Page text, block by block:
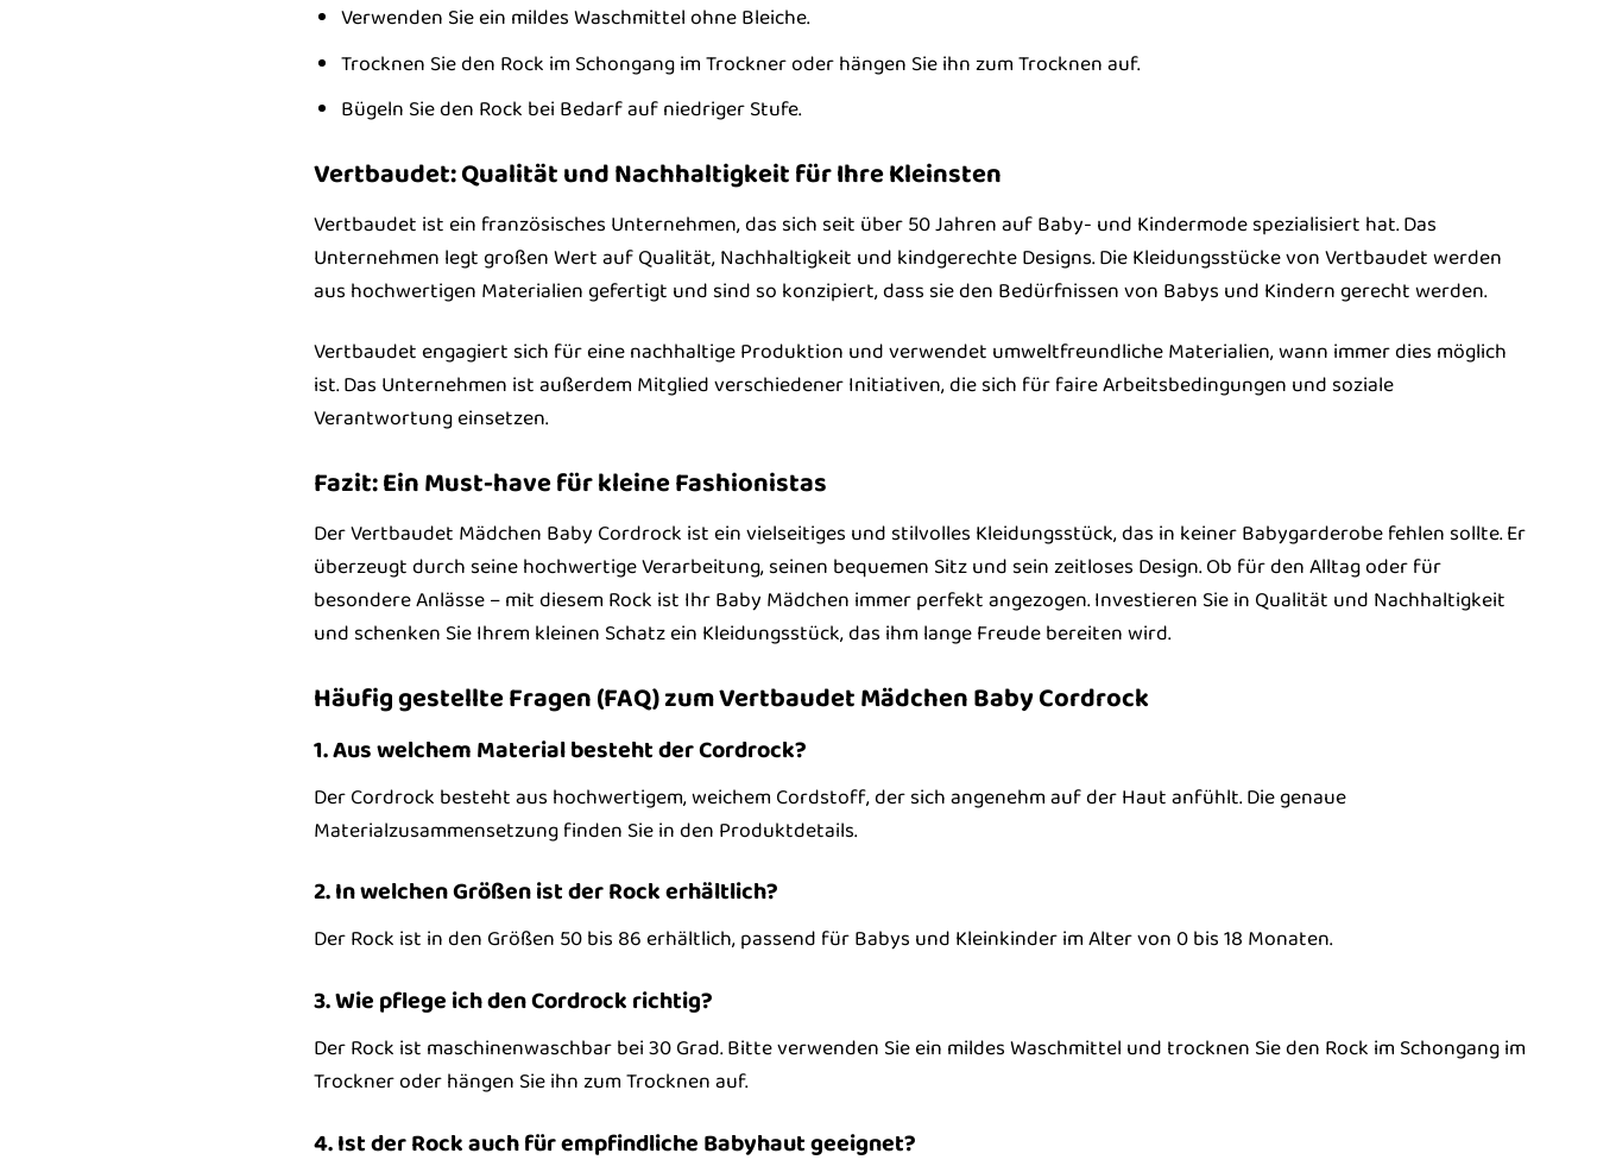
Verwenden Sie ein mildes Waschmittel ohne Bleiche.
Trocknen Sie den Rock im Schongang im Trockner oder hängen Sie ihn zum Trocknen auf.
Bügeln Sie den Rock bei Bedarf auf niedriger Stufe.
Vertbaudet: Qualität und Nachhaltigkeit für Ihre Kleinsten
Vertbaudet ist ein französisches Unternehmen, das sich seit über 50 Jahren auf Baby- und Kindermode spezialisiert hat. Das
Unternehmen legt großen Wert auf Qualität, Nachhaltigkeit und kindgerechte Designs. Die Kleidungsstücke von Vertbaudet werden
aus hochwertigen Materialien gefertigt und sind so konzipiert, dass sie den Bedürfnissen von Babys und Kindern gerecht werden.
Vertbaudet engagiert sich für eine nachhaltige Produktion und verwendet umweltfreundliche Materialien, wann immer dies möglich
ist. Das Unternehmen ist außerdem Mitglied verschiedener Initiativen, die sich für faire Arbeitsbedingungen und soziale
Verantwortung einsetzen.
Fazit: Ein Must-have für kleine Fashionistas
Der Vertbaudet Mädchen Baby Cordrock ist ein vielseitiges und stilvolles Kleidungsstück, das in keiner Babygarderobe fehlen sollte. Er
überzeugt durch seine hochwertige Verarbeitung, seinen bequemen Sitz und sein zeitloses Design. Ob für den Alltag oder für
besondere Anlässe – mit diesem Rock ist Ihr Baby Mädchen immer perfekt angezogen. Investieren Sie in Qualität und Nachhaltigkeit
und schenken Sie Ihrem kleinen Schatz ein Kleidungsstück, das ihm lange Freude bereiten wird.
Häufig gestellte Fragen (FAQ) zum Vertbaudet Mädchen Baby Cordrock
1. Aus welchem Material besteht der Cordrock?
Der Cordrock besteht aus hochwertigem, weichem Cordstoff, der sich angenehm auf der Haut anfühlt. Die genaue
Materialzusammensetzung finden Sie in den Produktdetails.
2. In welchen Größen ist der Rock erhältlich?
Der Rock ist in den Größen 50 bis 86 erhältlich, passend für Babys und Kleinkinder im Alter von 0 bis 18 Monaten.
3. Wie pflege ich den Cordrock richtig?
Der Rock ist maschinenwaschbar bei 30 Grad. Bitte verwenden Sie ein mildes Waschmittel und trocknen Sie den Rock im Schongang im
Trockner oder hängen Sie ihn zum Trocknen auf.
4. Ist der Rock auch für empfindliche Babyhaut geeignet?